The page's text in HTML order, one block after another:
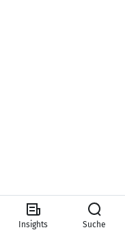
Insights Suche